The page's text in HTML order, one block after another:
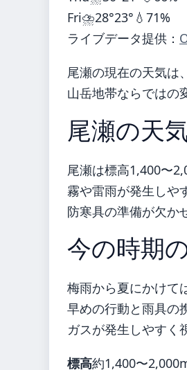
Fri⛈️28°23° 💧71%
ライブデータ提供：
尾瀬の現在の天気は
山岳地帯ならではの
尾瀬の天
尾瀬は標高1,400〜
霧や雷雨が発生しや
防寒具の準備が欠か
今の時期
梅雨から夏にかけて
早めの行動と雨具の
ガスが発生しやすく
標高約1,400〜